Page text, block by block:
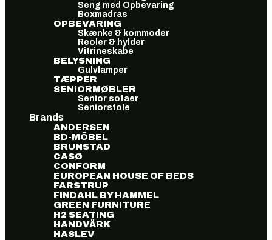
Seng med Opbevaring
Boxmadras
OPBEVARING
Skænke & kommoder
Reoler & hylder
Vitrineskabe
BELYSNING
Gulvlamper
TÆPPER
SENIORMØBLER
Senior sofaer
Seniorstole
Brands
ANDERSEN
BD-MÖBEL
BRUNSTAD
CASØ
CONFORM
EUROPEAN HOUSE OF BEDS
FARSTRUP
FINDAHL BY HAMMEL
GREEN FURNITURE
H2 SEATING
HANDVÄRK
HASLEV